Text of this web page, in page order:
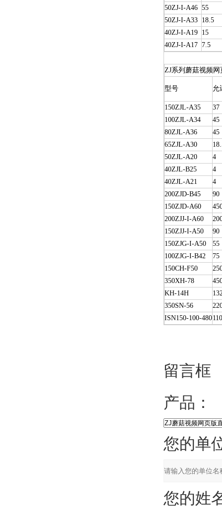
50ZJ-I-A46 55
50ZJ-I-A33 18.5
40ZJ-I-A19 15
40ZJ-I-A17 7.5
ZJ系列蘑菇视频
型号 允
150ZJL-A35
37
100ZJL-A34
45
80ZJL-A36
45
65ZJL-A30
50ZJL-A20
4
40ZJL-B25
4
40ZJL-A21
4
200ZJD-B45
90
150ZJD-A60
200ZJJ-I-A60
150ZJJ-I-A50
90
150ZJG-I-A50
55
100ZJG-I-B42
75
150CH-F50
350XH-78
KH-14H
350SN-56
ISN150-100-480110
留言框
产品：
您的单位
您的姓名